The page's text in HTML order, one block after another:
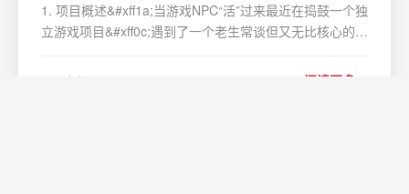
1. 项目概述&#xff1a;当游戏NPC“活”过来最近在捣鼓一个独
立游戏项目&#xff0c;遇到了一个老生常谈但又无比核心的问
太“木”了。要么是预设好的几句台词来回倒腾&#xff0c;玩家
2026/8/10 11:58:46 阅读更多